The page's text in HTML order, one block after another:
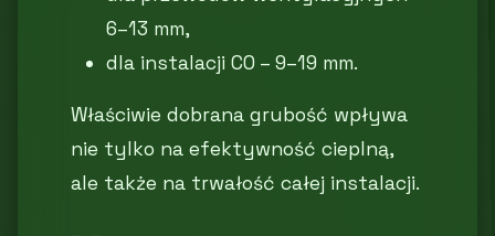
6–13 mm,
dla instalacji CO – 9–19 mm.
Właściwie dobrana grubość wpływa
nie tylko na efektywność cieplną,
ale także na trwałość całej instalacji.